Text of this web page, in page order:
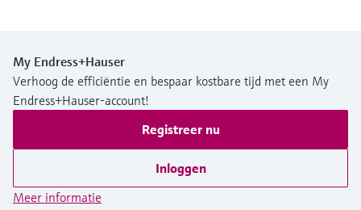
My Endress+Hauser
Verhoog de efficiëntie en bespaar kostbare tijd met een My
Endress+Hauser-account!
Registreer nu
Inloggen
Meer informatie